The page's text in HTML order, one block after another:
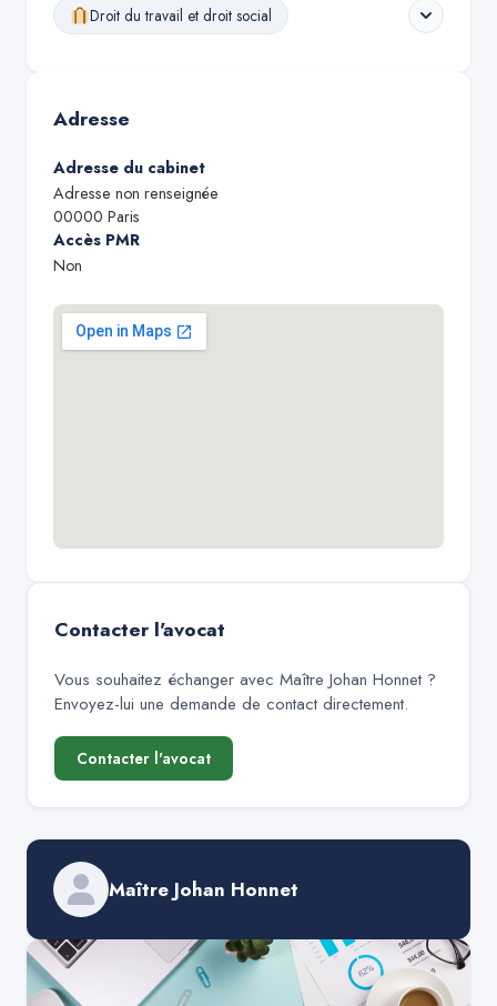
Droit du travail et droit social
Adresse
Adresse du cabinet
Adresse non renseignée
00000 Paris
Accès PMR
Non
Contacter l'avocat
Vous souhaitez échanger avec Maître Johan Honnet?
Envoyez-lui une demande de contact directement.
Contacter l'avocat
Maître Johan Honnet